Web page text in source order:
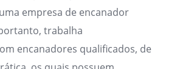
empresa de encanador
trabalha
encanadores qualificados, de